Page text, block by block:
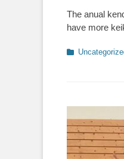
The anual
have more
Kategorien